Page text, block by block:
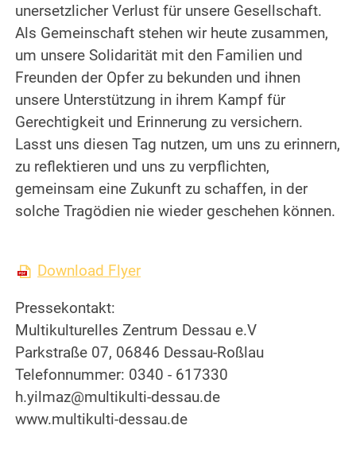
unersetzlicher Verlust für unsere Gesellschaft.
Als Gemeinschaft stehen wir heute zusammen,
um unsere Solidarität mit den Familien und
Freunden der Opfer zu bekunden und ihnen
unsere Unterstützung in ihrem Kampf für
Gerechtigkeit und Erinnerung zu versichern.
Lasst uns diesen Tag nutzen, um uns zu erinnern,
zu reflektieren und uns zu verpflichten,
gemeinsam eine Zukunft zu schaffen, in der
solche Tragödien nie wieder geschehen können.
Download Flyer
Pressekontakt:
Multikulturelles Zentrum Dessau e.V
Parkstraße 07, 06846 Dessau-Roßlau
Telefonnummer: 0340 - 617330
h.yilmaz@multikulti-dessau.de
www.multikulti-dessau.de